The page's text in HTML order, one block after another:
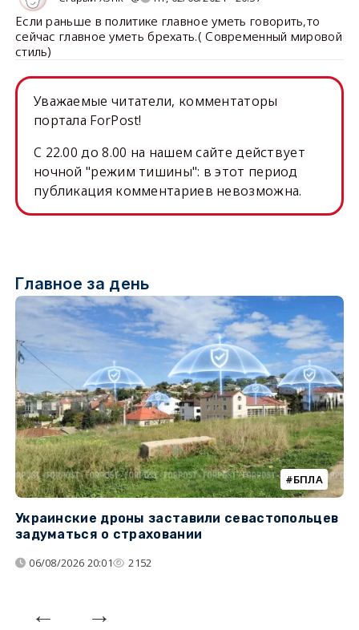
Если раньше в политике главное уметь говорить,то
сейчас главное уметь брехать.( Современный мировой
стиль)
Уважаемые читатели, комментаторы
портала ForPost!
C 22.00 до 8.00 на нашем сайте действует
ночной "режим тишины": в этот период
публикация комментариев невозможна.
Главное за день
БПЛА
Украинские дроны заставили севастопольцев
задуматься о страховании
06/08/2026 20:01 2152